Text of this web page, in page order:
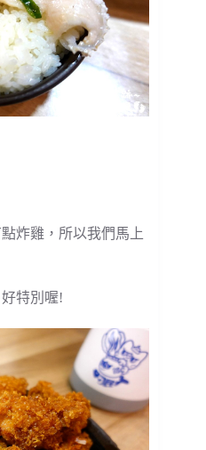
炸雞，所以我們馬上
特別喔!